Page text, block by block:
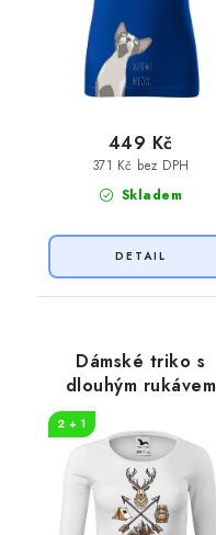
Skladem
371 Kč bez DPH
449 Kč
Dámské triko s
dlouhým rukávem
Jelen a šípy
2 + 1